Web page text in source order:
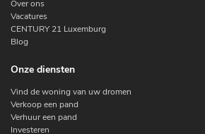
Over ons
Vacatures
CENTURY 21 Luxemburg
Blog
Onze diensten
Vind de woning van uw dromen
Verkoop een pand
Verhuur een pand
Investeren